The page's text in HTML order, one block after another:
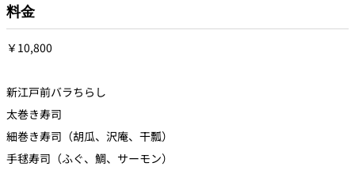
料金
￥10,800
新江戸前バラちらし
太巻き寿司
細巻き寿司（胡瓜、沢庵、干瓢）
手毬寿司（ふぐ、鯛、サーモン）